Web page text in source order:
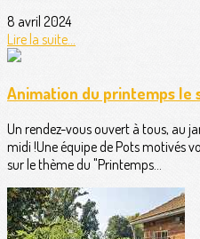
8 avril 2024
Lire la suite...
Animation du printemps le
Un rendez-vous ouvert à tous, au
midi !Une équipe de Pots motivés
sur le thème du "Printemps...